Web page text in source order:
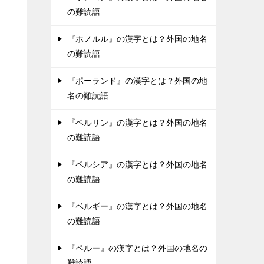
の難読語
『ホノルル』の漢字とは？外国の地名
の難読語
『ポーランド』の漢字とは？外国の地
名の難読語
『ベルリン』の漢字とは？外国の地名
の難読語
『ペルシア』の漢字とは？外国の地名
の難読語
『ベルギー』の漢字とは？外国の地名
の難読語
『ペルー』の漢字とは？外国の地名の